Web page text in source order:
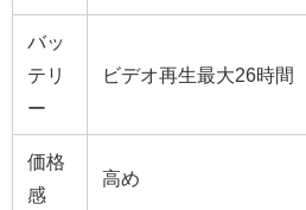
バッ
テリ
ー
ビデオ再生最大26時間
価格
感
高め